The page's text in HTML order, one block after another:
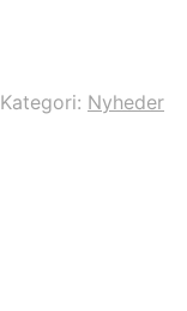
Kategori: Nyheder